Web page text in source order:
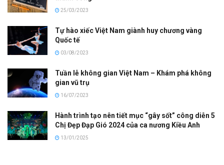
25/03/2023
Tự hào xiếc Việt Nam giành huy chương vàng
Quốc tế
03/08/2023
Tuần lễ không gian Việt Nam – Khám phá không
gian vũ trụ
16/07/2023
Hành trình tạo nên tiết mục “gây sốt” công diễn 5
Chị Đẹp Đạp Gió 2024 của ca nương Kiều Anh
13/01/2025